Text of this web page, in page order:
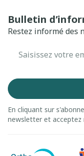
Bulletin
Restez informé des
En cliquant sur
newsletter et acceptez